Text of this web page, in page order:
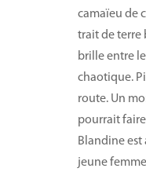
camaïeu de
trait de terre
brille entre
chaotique.
route. Un
pourrait
Blandine est
jeune